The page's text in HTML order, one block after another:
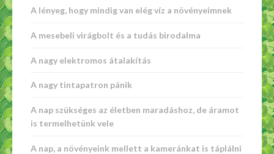
A lényeg, hogy mindig van elég víz a növényeimnek
A mesebeli virágbolt és a tudás birodalma
A nagy elektromos átalakítás
A nagy tintapatron pánik
A nap szükséges az életben maradáshoz, de áramot
is termelhetünk vele
A nap, a növényeink mellett a kameránkat is táplálni